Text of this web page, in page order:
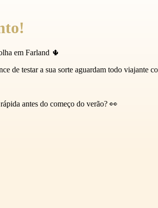
em Farland 🌵
de testar a sua sorte aguardam todo
antes do começo do verão? 👀